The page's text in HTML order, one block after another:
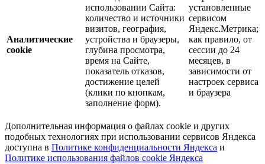
Аналитические
cookie
использовании Сайта:
количество и источники
визитов, география,
устройства и браузеры,
глубина просмотра,
время на Сайте,
показатель отказов,
достижение целей
(клики по кнопкам,
заполнение форм).
установленные
сервисом
Яндекс.Метрика;
как правило, от
сессии до 24
месяцев, в
зависимости от
настроек сервиса
и браузера
Дополнительная информация о файлах cookie и других
подобных технологиях при использовании сервисов Яндекса
доступна в Политике конфиденциальности Яндекса и
Политике использования файлов cookie Яндекса